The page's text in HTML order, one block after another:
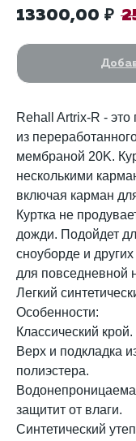
13300,00 ₽
Rehall Artrix-R -
из
мембраной 20K.
несколькими
включая карман
Куртка не
дожди. Подойдет
сноуборде и
для повседневной
Легкий
Особенности:
Классический крой.
Верх и подкладка
полиэстера.
защитит от влаги.
Синтетический